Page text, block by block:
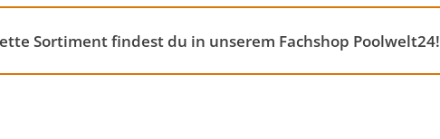
Sortiment findest du in unserem Fachshop Poolwelt24!